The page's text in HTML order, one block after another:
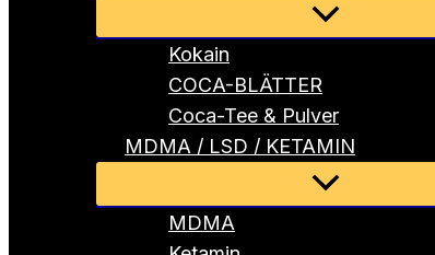
Menü
umschalten
Kokain
COCA-BLÄTTER
Coca-Tee & Pulver
MDMA / LSD / KETAMIN
Menü
umschalten
MDMA